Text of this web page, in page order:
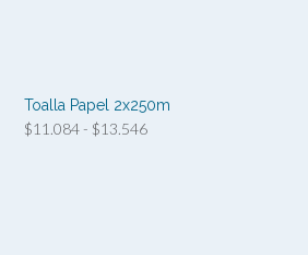
Toalla Papel 2x250m
$11.084- $13.546Rango